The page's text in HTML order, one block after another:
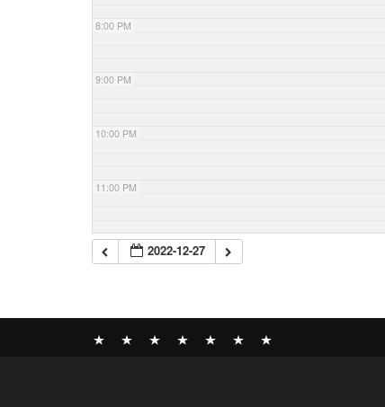
8:00 PM
9:00 PM
10:00 PM
11:00 PM
2022-12-27